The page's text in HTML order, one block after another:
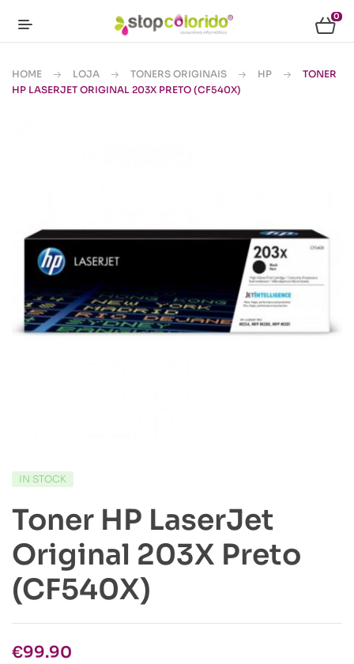
0
HOME LOJA TONERS ORIGINAIS HP
TONER
HP LASERJET ORIGINAL 203X PRETO (CF540X)
IN STOCK
Toner HP LaserJet
Original 203X Preto
(CF540X)
€99.90